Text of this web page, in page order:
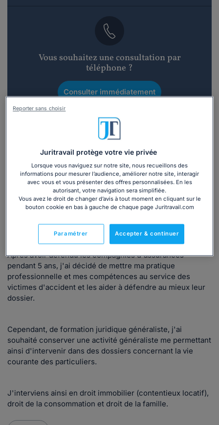
Vous souhaitez une consultation par
téléphone ?
Consulter immédiatement
01 75 75 42 33
vendredi)
Vous êtes avocat ?
Présentation
développé une activité essentiellement tournée vers le
droitd es assurances et de la responsabilité civile.
Après avoir défendu les compagnies d'assurances
pendant 5 ans, j'ai décidé de mettre ma pratique
professionnelle et mes compétences au service des
victimes d'accident et les aider à défendre au mieux leur
dossier.
Cependant, de formation juridique généraliste, j'ai
souhaité conserver une activité généraliste me permettant
ainsi d'intervenir dans des dossiers concernant la vie
courante des particuliers.
J'interviens ainsi en droit immobilier (contentieux locatif),
droit de la consommation et droit de la famille.
Juritravail protège votre vie privée
Lorsque vous naviguez sur notre site, nous recueillons des
informations pour mesurer l’audience, améliorer notre site, interagir
avec vous et vous présenter des offres personnalisées. En les
autorisant, votre navigation sera simplifiée.
Vous avez le droit de changer d’avis à tout moment en cliquant sur le
bouton cookie en bas à gauche de chaque page Juritravail.com
Accepter & continuer
Paramétrer
Reporter sans choisir